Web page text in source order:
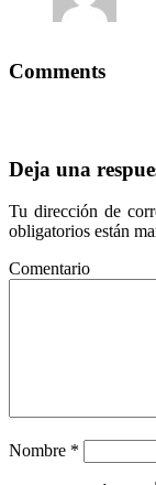
Comments
Deja una
Tu dirección de
obligatorios están
Nombre *